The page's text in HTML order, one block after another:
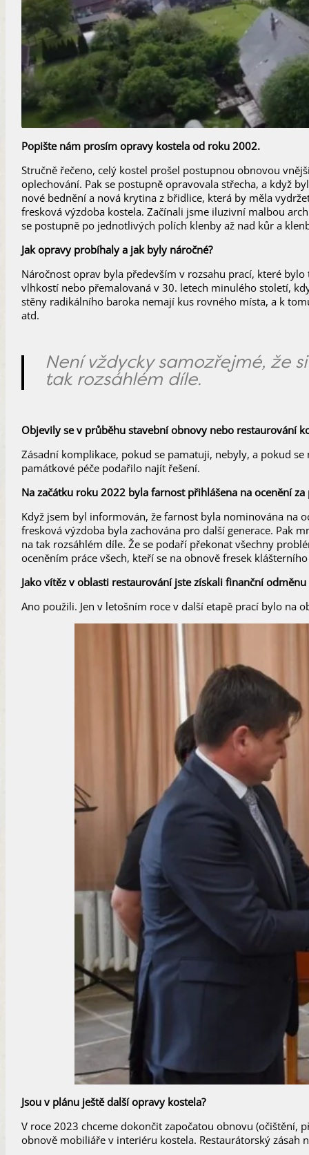
Popište nám prosím opravy kostela od roku 2002.
Stručně řečeno, celý kostel prošel postupnou obnovou
oplechování. Pak se postupně opravovala střecha, a když
nové bednění a nová krytina z břidlice, která by měla
fresková výzdoba kostela. Začínali jsme iluzivní malbou
se postupně po jednotlivých polích klenby až nad kůr a
Jak opravy probíhaly a jak byly náročné?
Náročnost oprav byla především v rozsahu prací, které
vlhkostí nebo přemalovaná v 30. letech minulého století,
stěny radikálního baroka nemají kus rovného místa, a k
atd.
Není vždycky samozřejmé, že
tak rozsáhlém díle.
Objevily se v průběhu stavební obnovy nebo restaurování
Zásadní komplikace, pokud se pamatuji, nebyly, a pokud
památkové péče podařilo najít řešení.
Na začátku roku 2022 byla farnost přihlášena na ocenění
Když jsem byl informován, že farnost byla nominována na
fresková výzdoba byla zachována pro další generace. Pak
na tak rozsáhlém díle. Že se podaří překonat všechny
oceněním práce všech, kteří se na obnově fresek
Jako vítěz v oblasti restaurování jste získali finanční
Ano použili. Jen v letošním roce v další etapě prací bylo na
Jsou v plánu ještě další opravy kostela?
V roce 2023 chceme dokončit započatou obnovu (očištění,
obnově mobiliáře v interiéru kostela. Restaurátorský